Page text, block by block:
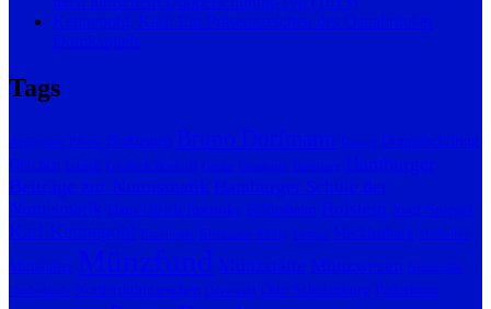
Kennepohl, Karl: Ein Präsenzzeichen des Osnabrücker
Domkapitels
Tags
Agrippiner Bibow Brakteaten Bruno Dorfmann Danzig Doppelschilling
Dütchen
Erbach Friedrich Bonhoff Goslar Gussform Hamburg Hamburger
Beiträge zur Numismatik Hamburger Schule der
Numismatik Hans Ulrich Instinsky Hildesheim Holstein Josef Spiegel
Karl Kennepohl Karolinger Kleinasien König Lemgo Mecklenburg Medaillon
Mittelalter Münzfund Münzstätte Münzwesen
Niederelbe
Niederlande Norderdithmarschen Odenwald Otto Schulenburg Paderborn